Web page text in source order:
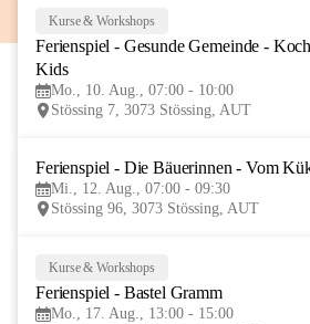
Kurse & Workshops
Ferienspiel - Gesunde Gemeinde -
Kids
Mo., 10. Aug., 07:00 - 10:00
Stössing 7, 3073 Stössing, AUT
Ferienspiel - Die Bäuerinnen - Vom
Mi., 12. Aug., 07:00 - 09:30
Stössing 96, 3073 Stössing, AUT
Kurse & Workshops
Ferienspiel - Bastel Gramm
Mo., 17. Aug., 13:00 - 15:00